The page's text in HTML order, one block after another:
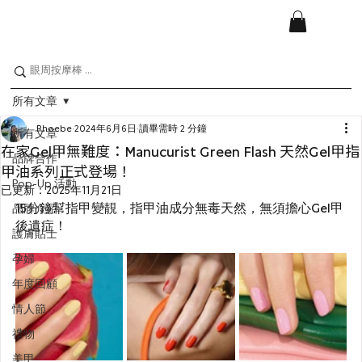
所有文章
品牌合作
Pop-Up 活動
品牌介紹
護膚貼士
孕婦
年度回顧
情人節
禮物
所有文章
在家Gel甲無難度：Manucurist Green Flash 天然Gel甲指
甲油系列正式登場！
Phoebe2024年6月6日 讀畢需時 2 分鐘
已更新：2025年11月21日
15分鐘幫指甲變靚，指甲油成分無毒天然，無須擔心Gel甲
後遺症！